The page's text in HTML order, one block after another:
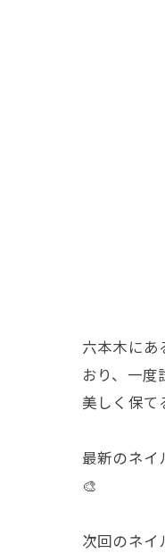
六本木にあ
おり、一
美しく保て
最新のネイ
🎨
次回のネイ